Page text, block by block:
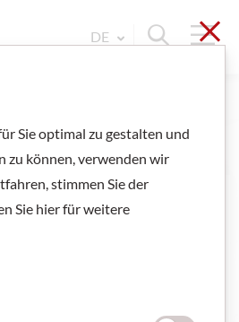
Suche
Sprache Wechseln.
DE
Sie optimal zu gestalten und
zu können, verwenden wir
stimmen Sie der
Sie hier für weitere